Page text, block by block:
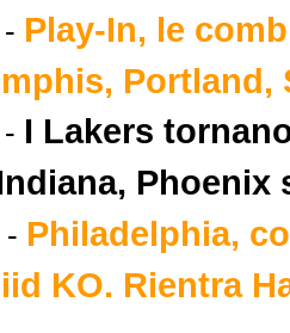
Play-In, le
Portland,
I Lakers
Phoenix
- Philadelphia,
KO. Rientra